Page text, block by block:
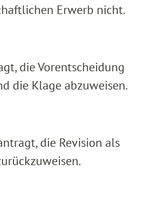
Erwerb nicht.
die Vorentscheidung
die Klage abzuweisen.
die Revision als